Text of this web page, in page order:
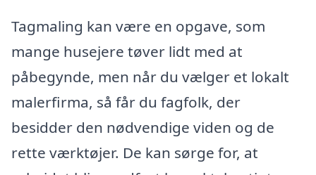
Tagmaling kan være en opgave, som
mange husejere tøver lidt med at
påbegynde, men når du vælger et lokalt
malerfirma, så får du fagfolk, der
besidder den nødvendige viden og de
rette værktøjer. De kan sørge for, at